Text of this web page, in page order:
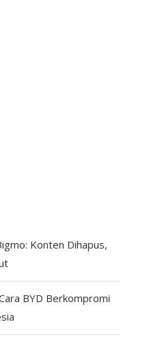
Konten Dihapus,
BYD Berkompromi